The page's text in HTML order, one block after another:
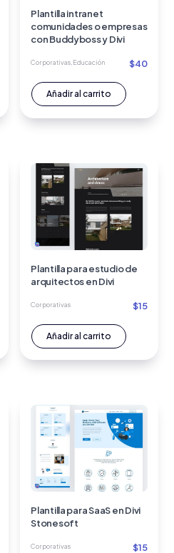
Plantilla intranet
comunidades o empresas
con Buddyboss y Divi
Corporativas, Educación $40
Añadir al carrito
Plantilla para estudio de
arquitectos en Divi
Corporativas $15
Añadir al carrito
Plantilla para SaaS en Divi
Stonesoft
Corporativas $15